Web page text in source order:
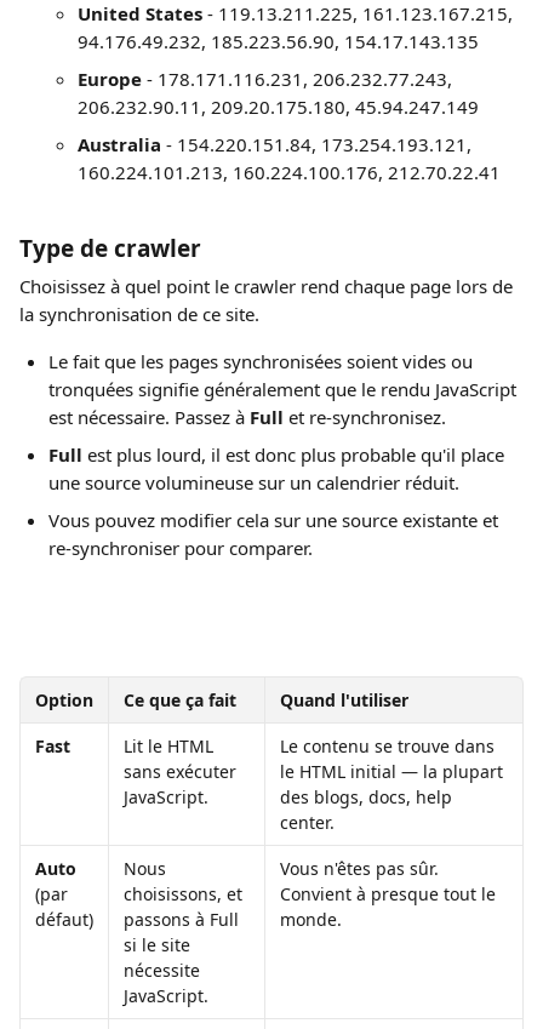
United States - 119.13.211.225, 161.123.167.215,
94.176.49.232, 185.223.56.90, 154.17.143.135
Europe - 178.171.116.231, 206.232.77.243,
206.232.90.11, 209.20.175.180, 45.94.247.149
Australia - 154.220.151.84, 173.254.193.121,
160.224.101.213, 160.224.100.176, 212.70.22.41
Type de crawler
Choisissez à quel point le crawler rend chaque page lors de
la synchronisation de ce site.
Le fait que les pages synchronisées soient vides ou
tronquées signifie généralement que le rendu JavaScript
est nécessaire. Passez à Full et re-synchronisez.
Full est plus lourd, il est donc plus probable qu'il place
une source volumineuse sur un calendrier réduit.
Vous pouvez modifier cela sur une source existante et
re-synchroniser pour comparer.
Option Ce que ça fait
Quand l'utiliser
Fast
Lit le HTML
sans exécuter
JavaScript.
Le contenu se trouve dans
le HTML initial — la plupart
des blogs, docs, help
center.
Auto
(par
défaut)
Nous
choisissons, et
passons à Full
si le site
nécessite
JavaScript.
Vous n'êtes pas sûr.
Convient à presque tout le
monde.